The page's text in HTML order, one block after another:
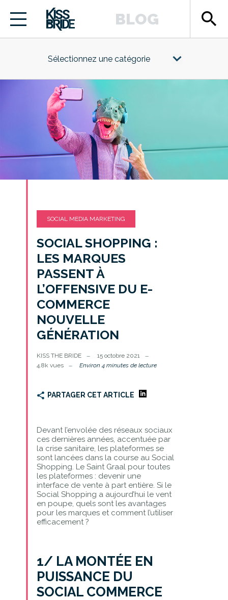
BLOG search
Sélectionnez une catégorie
SOCIAL MEDIA MARKETING
SOCIAL SHOPPING :
LES MARQUES
PASSENT À
L’OFFENSIVE DU E-
COMMERCE
NOUVELLE
GÉNÉRATION
KISS THE BRIDE
15 octobre 2021
4.8k vues
Environ 4 minutes de lecture
PARTAGER CET ARTICLE
Devant l’envolée des réseaux sociaux
ces dernières années, accentuée par
la crise sanitaire, les plateformes se
sont lancées dans la course au Social
Shopping. Le Saint Graal pour toutes
les plateformes : devenir une
interface de vente à part entière. Si le
Social Shopping a aujourd’hui le vent
en poupe, quels sont les avantages
pour les marques et comment l’utiliser
efficacement ?
1/ LA MONTÉE EN
PUISSANCE DU
SOCIAL COMMERCE